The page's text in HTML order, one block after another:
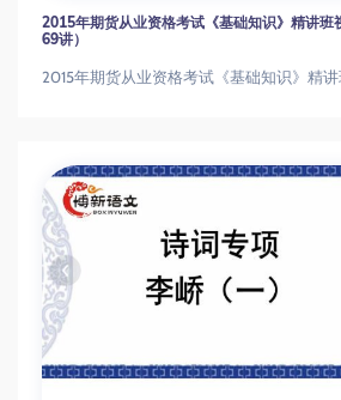
2015年期货从业资格考试《基础知识》精讲班
69讲）